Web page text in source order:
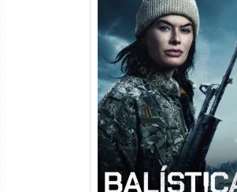
Balística Torrent (2025)
DL 1080p Dual Áudio